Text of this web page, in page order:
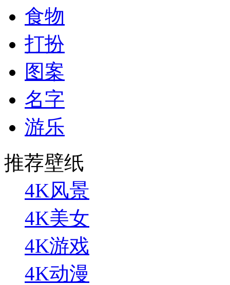
食物
打扮
图案
名字
游乐
推荐壁纸
4K风景
4K美女
4K游戏
4K动漫